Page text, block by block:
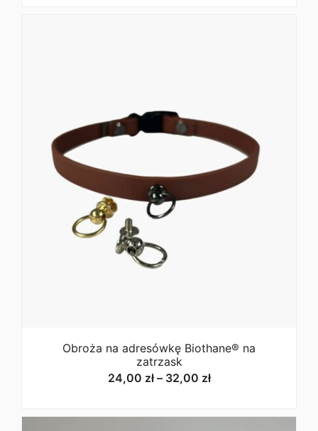
Obroża na adresówkę Biothane® na
zatrzask
24,00 zł – 32,00 złZakres